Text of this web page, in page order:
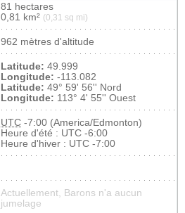
81 hectares
0,81 km² (0,31 sq mi)
962 mètres d'altitude
Latitude: 49.999
Longitude: -113.082
Latitude: 49° 59' 56'' Nord
Longitude: 113° 4' 55'' Ouest
UTC -7:00 (America/Edmonton)
Heure d'été : UTC -6:00
Heure d'hiver : UTC -7:00
Actuellement, Barons n'a aucun
jumelage